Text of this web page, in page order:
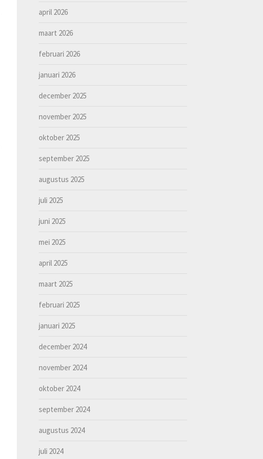
april 2026
maart 2026
februari 2026
januari 2026
december 2025
november 2025
oktober 2025
september 2025
augustus 2025
juli 2025
juni 2025
mei 2025
april 2025
maart 2025
februari 2025
januari 2025
december 2024
november 2024
oktober 2024
september 2024
augustus 2024
juli 2024